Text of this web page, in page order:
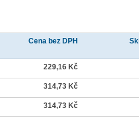
Cena bez DPH
229,16 Kč
314,73 Kč
314,73 Kč